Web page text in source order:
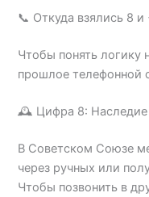
📞 Откуда взялись 8
Чтобы понять логику
прошлое телефонной
🕰️ Цифра 8:
В Советском Союзе
через ручных или
Чтобы позвонить в